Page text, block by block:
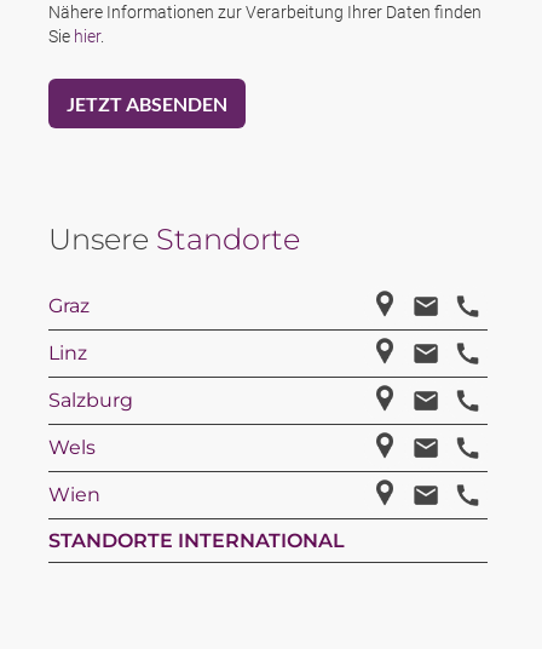
Nähere Informationen zur Verarbeitung Ihrer Daten finden
Sie hier.
Unsere Standorte
Graz
Linz
Salzburg
Wels
Wien
STANDORTE INTERNATIONAL